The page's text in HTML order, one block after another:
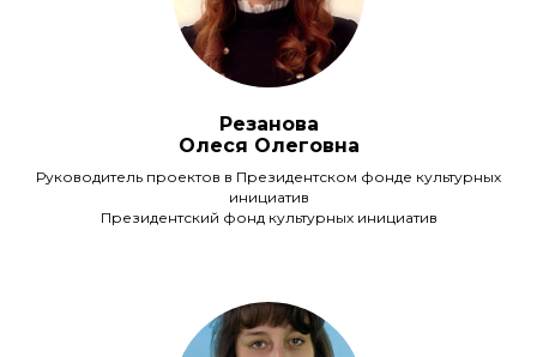
Резанова
Олеся Олеговна
Руководитель проектов в Президентском фонде культурных
инициатив
Президентский фонд культурных инициатив